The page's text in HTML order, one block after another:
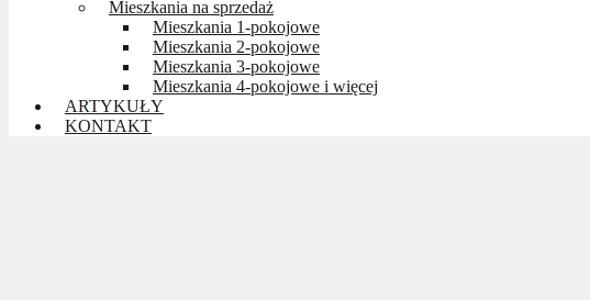
Mieszkania na sprzedaż
Mieszkania 1-pokojowe
Mieszkania 2-pokojowe
Mieszkania 3-pokojowe
Mieszkania 4-pokojowe i więcej
ARTYKUŁY
KONTAKT